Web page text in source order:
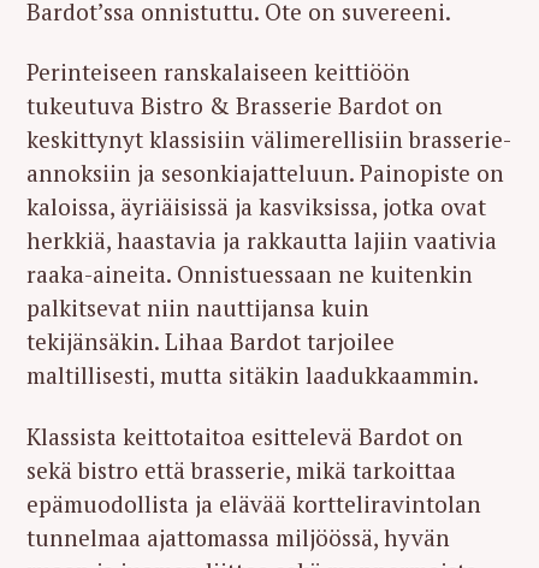
Bardot’ssa onnistuttu. Ote on suvereeni.
Perinteiseen ranskalaiseen keittiöön
tukeutuva Bistro & Brasserie Bardot on
keskittynyt klassisiin välimerellisiin brasserie-
annoksiin ja sesonkiajatteluun. Painopiste on
kaloissa, äyriäisissä ja kasviksissa, jotka ovat
herkkiä, haastavia ja rakkautta lajiin vaativia
raaka-aineita. Onnistuessaan ne kuitenkin
palkitsevat niin nauttijansa kuin
tekijänsäkin. Lihaa Bardot tarjoilee
maltillisesti, mutta sitäkin laadukkaammin.
Klassista keittotaitoa esittelevä Bardot on
sekä bistro että brasserie, mikä tarkoittaa
epämuodollista ja elävää kortteliravintolan
tunnelmaa ajattomassa miljöössä, hyvän